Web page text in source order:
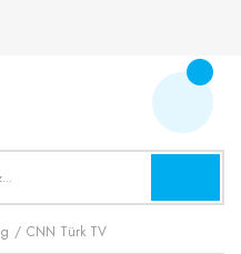
CNN Türk TV